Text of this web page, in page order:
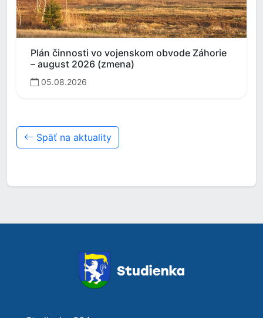
Plán činnosti vo vojenskom obvode Záhorie
– august 2026 (zmena)
05.08.2026
Späť na aktuality